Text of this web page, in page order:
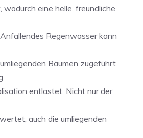
eine helle, freundliche
Regenwasser kann
Bäumen zugeführt
entlastet. Nicht nur der
auch die umliegenden